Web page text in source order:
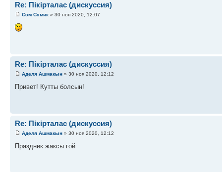
Re: Пікірталас (дискуссия)
Сэм Сэмик » 30 ноя 2020, 12:07
Re: Пікірталас (дискуссия)
Аделя Ашмакын » 30 ноя 2020, 12:12
Привет! Кутты болсын!
Re: Пікірталас (дискуссия)
Аделя Ашмакын » 30 ноя 2020, 12:12
Праздник жаксы гой